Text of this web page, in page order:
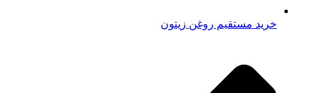
خرید مستقیم روغن زیتون